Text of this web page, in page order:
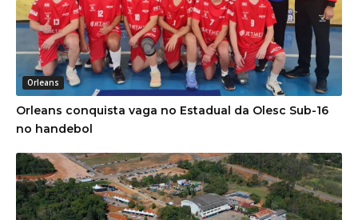
Orleans
Orleans conquista vaga no Estadual da Olesc Sub-16
no handebol